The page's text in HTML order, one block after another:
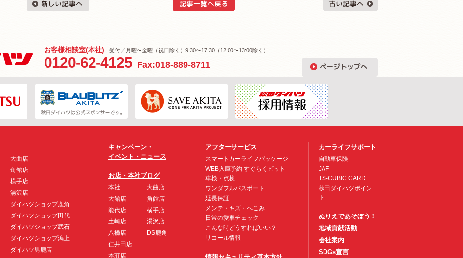
お客様相談室(本社) 受付／月曜〜金曜（祝日除く）9:30〜17:30（12:00〜13:00除く）
0120-62-4125 Fax:018-889-8711
大曲店
角館店
横手店
湯沢店
ダイハツショップ鹿角
ダイハツショップ田代
ダイハツショップ武石
ダイハツショップ潟上
ダイハツ男鹿店
キャンペーン・
イベント・ニュース
お店・本社ブログ
本社
大館店
能代店
土崎店
八橋店
仁井田店
本荘店
大曲店
角館店
横手店
湯沢店
DS鹿角
アフターサービス
スマートカーライフパッケージ
WEB入庫予約 すぐらくピット
車検・点検
ワンダフルパスポート
延長保証
メンテ・キズ・へこみ
日常の愛車チェック
こんな時どうすればいい？
リコール情報
カーライフサポート
自動車保険
JAF
TS-CUBIC CARD
秋田ダイハツポイン
ト
ぬりえであそぼう！
地域貢献活動
会社案内
SDGs宣言